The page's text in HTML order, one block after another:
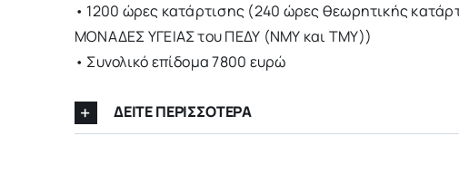
• 1200 ώρες κατάρτισης (240 ώρες θεωρητικής
ΜΟΝΑΔΕΣ ΥΓΕΙΑΣ του ΠΕΔΥ (ΝΜΥ και ΤΜΥ))
• Συνολικό επίδομα 7800 ευρώ
ΔΕΙΤΕ ΠΕΡΙΣΣΟΤΕΡΑ